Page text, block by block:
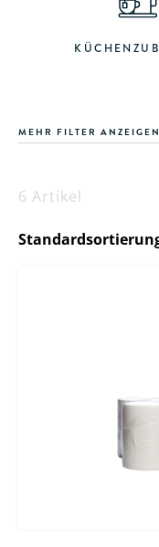
MEHR FILTER ANZEIGEN
6 Artikel